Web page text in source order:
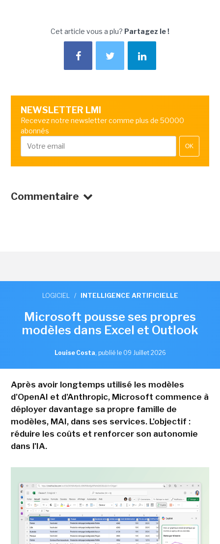
Cet article vous a plu? Partagez le !
NEWSLETTER LMI
Recevez notre newsletter comme plus de 50000
abonnés
OK
Commentaire
LOGICIEL / INTELLIGENCE ARTIFICIELLE
Microsoft pousse ses propres
modèles dans Excel et Outlook
Louise Costa, publié le 09 Juillet 2026
Après avoir longtemps utilisé les modèles
d'OpenAI et d'Anthropic, Microsoft commence à
déployer davantage sa propre famille de
modèles, MAI, dans ses services. L'objectif :
réduire les coûts et renforcer son autonomie
dans l'IA.